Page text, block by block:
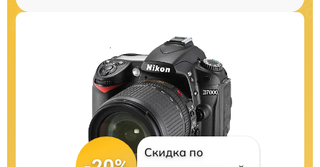
Скидка по